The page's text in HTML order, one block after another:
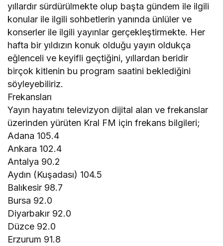
yıllardır sürdürülmekte olup başta gündem ile ilgili
konular ile ilgili sohbetlerin yanında ünlüler ve
konserler ile ilgili yayınlar gerçekleştirmekte. Her
hafta bir yıldızın konuk olduğu yayın oldukça
eğlenceli ve keyifli geçtiğini, yıllardan beridir
birçok kitlenin bu program saatini beklediğini
söyleyebiliriz.
Frekansları
Yayın hayatını televizyon dijital alan ve frekanslar
üzerinden yürüten Kral FM için frekans bilgileri;
Adana 105.4
Ankara 102.4
Antalya 90.2
Aydın (Kuşadası) 104.5
Balıkesir 98.7
Bursa 92.0
Diyarbakır 92.0
Düzce 92.0
Erzurum 91.8